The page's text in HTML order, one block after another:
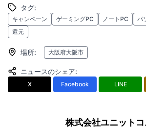
タグ:
キャンペーン ゲーミングPC ノートPC パ
還元
場所: 大阪府大阪市
ニュースのシェア:
X Facebook LINE
株式会社ユニットコ